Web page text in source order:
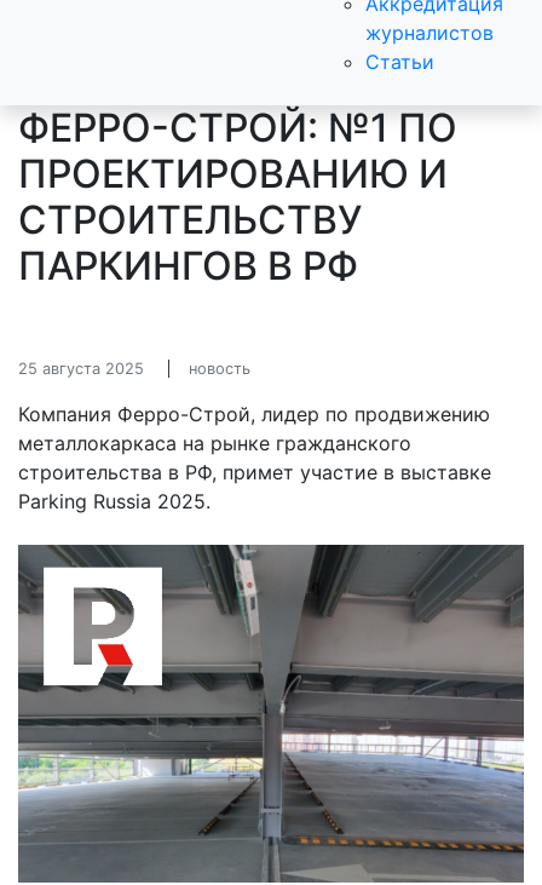
журналистов
Статьи
ФЕРРО-СТРОЙ: №1 ПО
ПРОЕКТИРОВАНИЮ И
СТРОИТЕЛЬСТВУ
ПАРКИНГОВ В РФ
25 августа 2025 новость
Компания Ферро-Строй, лидер по продвижению
металлокаркаса на рынке гражданского
строительства в РФ, примет участие в выставке
Parking Russia 2025.